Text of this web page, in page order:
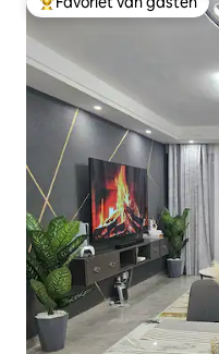
Topfavoriet van gasten